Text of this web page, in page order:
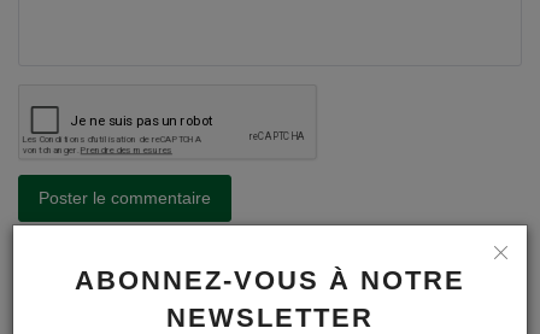
ABONNEZ-VOUS À NOTRE
NEWSLETTER
Poster le commentaire